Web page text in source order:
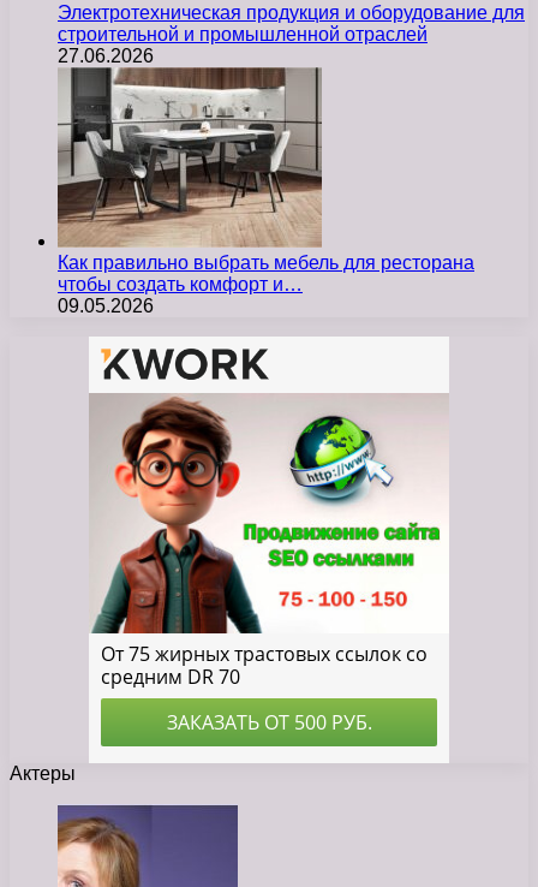
Электротехническая продукция и оборудование для
строительной и промышленной отраслей
27.06.2026
Как правильно выбрать мебель для ресторана
чтобы создать комфорт и…
09.05.2026
Актеры